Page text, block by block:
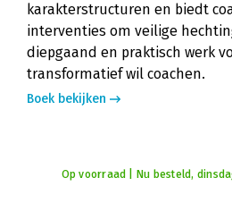
karakterstructuren en biedt
interventies om veilige
diepgaand en praktisch werk
transformatief wil coachen.
Boek bekijken
Op voorraad | Nu besteld,